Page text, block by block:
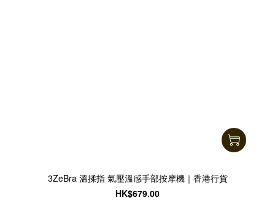
3ZeBra 溫揉指 氣壓溫感手部按摩機｜香港行貨
HK$679.00